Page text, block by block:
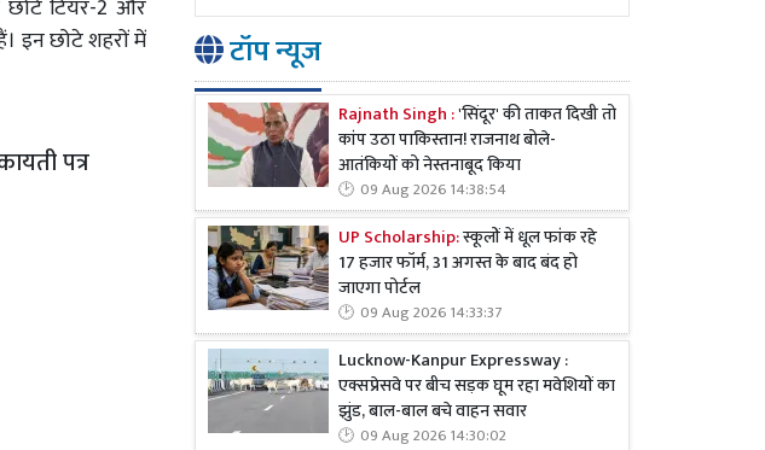
छोटे टियर-2 और
इन छोटे शहरों में
पत्र
टॉप न्यूज
Rajnath Singh :'सिंदूर' की ताकत दिखी तो
कांप उठा पाकिस्तान! राजनाथ बोले-
आतंकियों को नेस्तनाबूद किया
09 Aug 2026 14:38:54
UP Scholarship:स्कूलों में धूल फांक रहे
17 हजार फॉर्म, 31 अगस्त के बाद बंद हो
जाएगा पोर्टल
09 Aug 2026 14:33:37
Lucknow-Kanpur Expressway :
एक्सप्रेसवे पर बीच सड़क घूम रहा मवेशियों का
झुंड, बाल-बाल बचे वाहन सवार
09 Aug 2026 14:30:02